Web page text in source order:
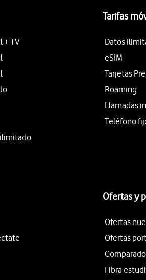
+ TV
Tarifas
Datos
eSIM
Tarjetas
Roaming
Llamadas
Teléfono
Ofertas y
Ofertas
Ofertas
Fibra